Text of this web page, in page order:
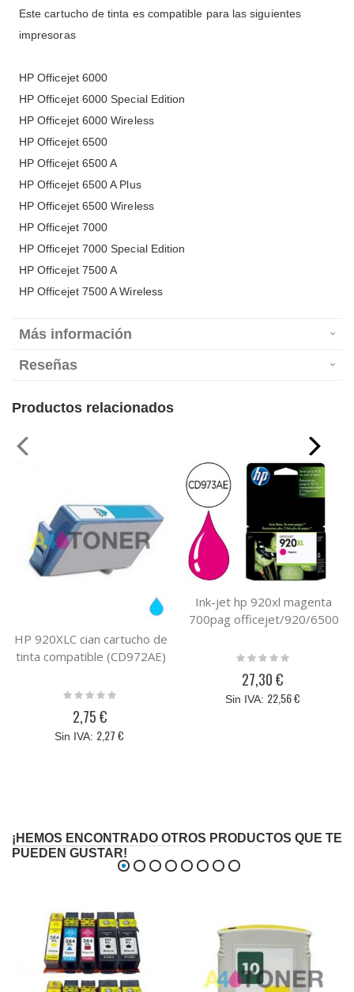
Este cartucho de tinta es compatible para las siguientes
impresoras
HP Officejet 6000
HP Officejet 6000 Special Edition
HP Officejet 6000 Wireless
HP Officejet 6500
HP Officejet 6500 A
HP Officejet 6500 A Plus
HP Officejet 6500 Wireless
HP Officejet 7000
HP Officejet 7000 Special Edition
HP Officejet 7500 A
HP Officejet 7500 A Wireless
Más información
Reseñas
Productos relacionados
HP 920XLC cian cartucho de
tinta compatible (CD972AE)
Rating:
2,75 €
2,27 €
Ink-jet hp 920xl magenta
700pag officejet/920/6500
Rating:
27,30 €
22,56 €
¡HEMOS ENCONTRADO OTROS PRODUCTOS QUE TE
PUEDEN GUSTAR!